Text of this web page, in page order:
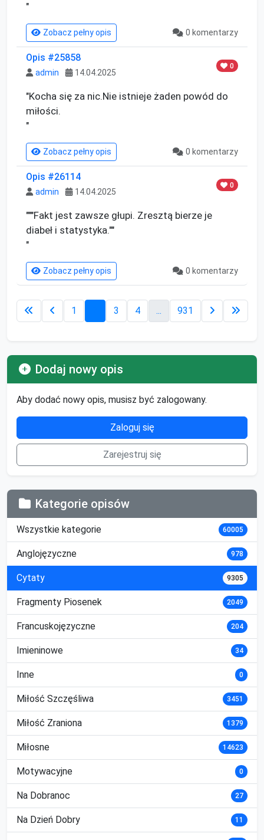
"
Zobacz pełny opis 0 komentarzy
Opis #25858
admin 14.04.2025
0
"Kocha się za nic.Nie istnieje żaden powód do
miłości.
"
Zobacz pełny opis 0 komentarzy
Opis #26114
admin 14.04.2025
0
"""Fakt jest zawsze głupi. Zresztą bierze je
diabeł i statystyka.""
"
Zobacz pełny opis 0 komentarzy
1 3 4 ... 931
Dodaj nowy opis
Aby dodać nowy opis, musisz być zalogowany.
Zaloguj się
Zarejestruj się
Kategorie opisów
Wszystkie kategorie 60005
Anglojęzyczne 978
Cytaty 9305
Fragmenty Piosenek 2049
Francuskojęzyczne 204
Imieninowe 34
Inne 0
Miłość Szczęśliwa 3451
Miłość Zraniona 1379
Miłosne 14623
Motywacyjne 0
Na Dobranoc 27
Na Dzień Dobry 11